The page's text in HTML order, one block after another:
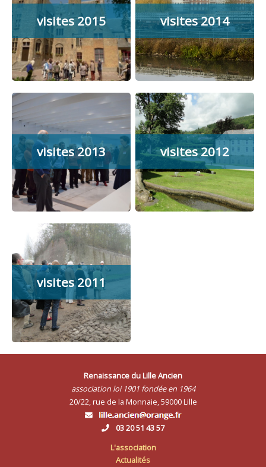
visites 2015 visites 2014
visites 2013 visites 2012
visites 2011
Renaissance du Lille Ancien
association loi 1901 fondée en 1964
20/22, rue de la Monnaie, 59000 Lille
03 20 51 43 57
L'association
Actualités